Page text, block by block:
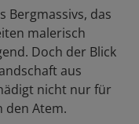
Bergmassivs, das
malerisch
Doch der Blick
aus
nicht nur für
den Atem.